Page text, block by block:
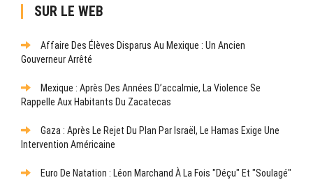
SUR LE WEB
Affaire Des Élèves Disparus Au Mexique : Un Ancien
Gouverneur Arrêté
Mexique : Après Des Années D’accalmie, La Violence Se
Rappelle Aux Habitants Du Zacatecas
Gaza : Après Le Rejet Du Plan Par Israël, Le Hamas Exige Une
Intervention Américaine
Euro De Natation : Léon Marchand À La Fois "déçu" Et "soulagé"